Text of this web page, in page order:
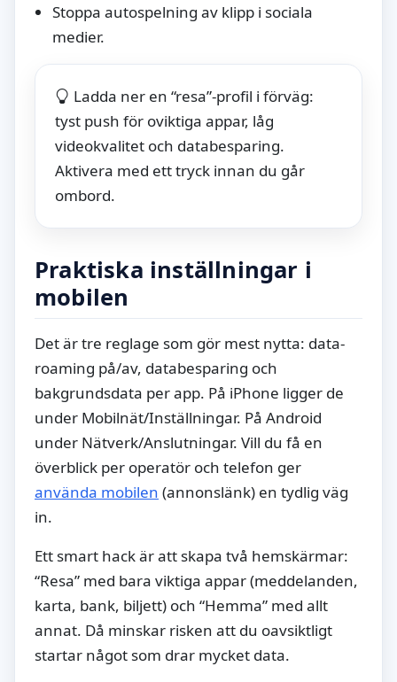
Stoppa autospelning av klipp i sociala
medier.
Ladda ner en “resa”-profil i förväg:
tyst push för oviktiga appar, låg
videokvalitet och databesparing.
Aktivera med ett tryck innan du går
ombord.
Praktiska inställningar i
mobilen
Det är tre reglage som gör mest nytta: data-
roaming på/av, databesparing och
bakgrundsdata per app. På iPhone ligger de
under Mobilnät/Inställningar. På Android
under Nätverk/Anslutningar. Vill du få en
överblick per operatör och telefon ger
använda mobilen (annonslänk) en tydlig väg
in.
Ett smart hack är att skapa två hemskärmar:
“Resa” med bara viktiga appar (meddelanden,
karta, bank, biljett) och “Hemma” med allt
annat. Då minskar risken att du oavsiktligt
startar något som drar mycket data.